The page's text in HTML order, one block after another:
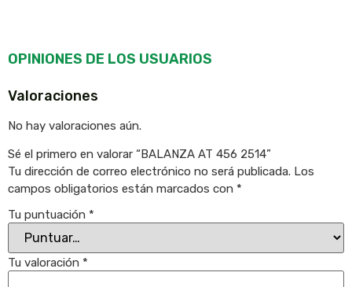
OPINIONES DE LOS USUARIOS
Valoraciones
No hay valoraciones aún.
Sé el primero en valorar “BALANZA AT 456 2514”
Tu dirección de correo electrónico no será publicada. Los
campos obligatorios están marcados con *
Tu puntuación *
Tu valoración *